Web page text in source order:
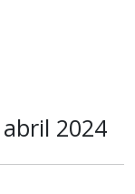
abril 2024